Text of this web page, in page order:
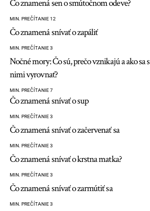
Čo znamená sen o smútočnom odeve?
MIN. PREČÍTANIE 12
Čo znamená snívať o zapáliť
MIN. PREČÍTANIE 3
Nočné mory: Čo sú, prečo vznikajú a ako sa s
nimi vyrovnať?
MIN. PREČÍTANIE 7
Čo znamená snívať o sup
MIN. PREČÍTANIE 3
Čo znamená snívať o začervenať sa
MIN. PREČÍTANIE 3
Čo znamená snívať o krstna matka?
MIN. PREČÍTANIE 3
Čo znamená snívať o zarmútiť sa
MIN. PREČÍTANIE 3